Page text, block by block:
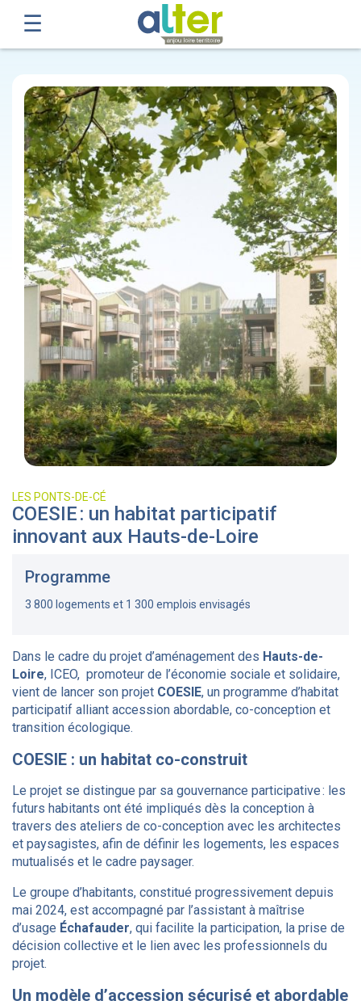
LES PONTS-DE-CÉ
COESIE : un habitat participatif
innovant aux Hauts-de-Loire
Programme
3 800 logements et 1 300 emplois envisagés
Dans le cadre du projet d’aménagement des Hauts-de-
Loire, ICEO, promoteur de l’économie sociale et solidaire,
vient de lancer son projet COESIE, un programme d’habitat
participatif alliant accession abordable, co-conception et
transition écologique.
COESIE : un habitat co-construit
Le projet se distingue par sa gouvernance participative : les
futurs habitants ont été impliqués dès la conception à
travers des ateliers de co-conception avec les architectes
et paysagistes, afin de définir les logements, les espaces
mutualisés et le cadre paysager.
Le groupe d’habitants, constitué progressivement depuis
mai 2024, est accompagné par l’assistant à maîtrise
d’usage Échafauder, qui facilite la participation, la prise de
décision collective et le lien avec les professionnels du
projet.
Un modèle d’accession sécurisé et abordable